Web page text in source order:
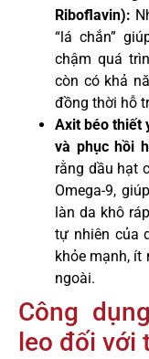
Riboflavin):
“lá chắn”
chậm quá
còn có khả
đồng thời hỗ
Axit béo thiết
và phục hồi
rằng dầu hạt
Omega-9,
làn da khô
tự nhiên của
khỏe mạnh, ít
ngoài.
Công
leo đối với